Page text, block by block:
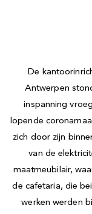
De
Antwerpen
inspanning
lopende
zich door zijn
van de
maatmeubilair,
de cafetaria, die
werken werden